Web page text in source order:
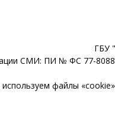
ГБУ
СМИ: ПИ № ФС 77-
файлы «cookie»